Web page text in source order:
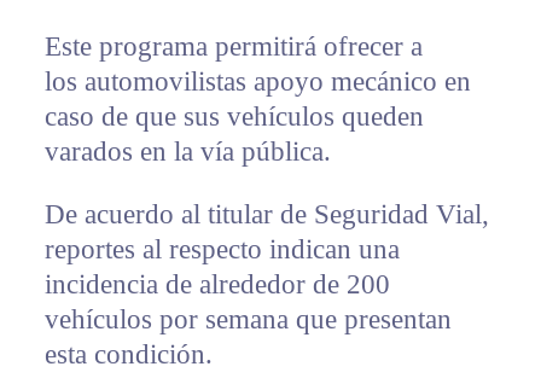
Este programa permitirá ofrecer a
los automovilistas apoyo mecánico en
caso de que sus vehículos queden
varados en la vía pública.
De acuerdo al titular de Seguridad Vial,
reportes al respecto indican una
incidencia de alrededor de 200
vehículos por semana que presentan
esta condición.